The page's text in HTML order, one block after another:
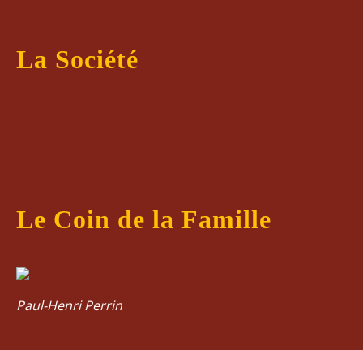
La Société
Le Coin de la Famille
Paul-Henri Perrin